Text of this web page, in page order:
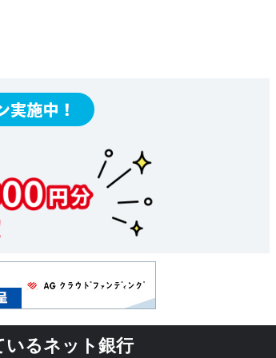
いるネット銀行